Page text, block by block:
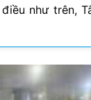
như trên,